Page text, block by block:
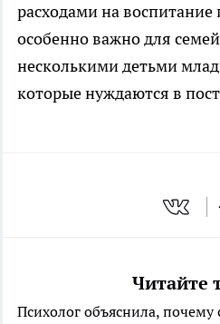
расходами на воспитание
особенно важно для
несколькими детьми
которые нуждаются в
Читайте
Психолог объяснила, почему